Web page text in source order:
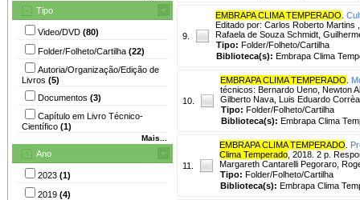
Tipo
Video/DVD (80)
Folder/Folheto/Cartilha (22)
Autoria/Organização/Edição de
Livros (5)
Documentos (3)
Capítulo em Livro Técnico-
Científico (1)
Mais...
Ano
2023 (1)
2019 (4)
9.
EMBRAPA CLIMA TEMPERADO
Editado por: Carlos Roberto Martins
Rafaela de Souza Schmidt,
Tipo: Folder/Folheto/Cartilha
Biblioteca(s): Embrapa Clima
10.
EMBRAPA CLIMA TEMPERADO
técnicos: Bernardo Ueno, Newton
Gilberto Nava, Luis Eduardo
Tipo: Folder/Folheto/Cartilha
Biblioteca(s): Embrapa Clima
11.
EMBRAPA CLIMA TEMPERADO
Clima Temperado , 2018. 2 p.
Margareth Cantarelli Pegoraro,
Tipo: Folder/Folheto/Cartilha
Biblioteca(s): Embrapa Clima